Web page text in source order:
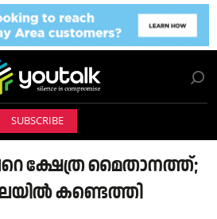
SUBSCRIBE
ക്ഷേത്ര മൈതാനത്ത്;
കണ്ടെത്തി